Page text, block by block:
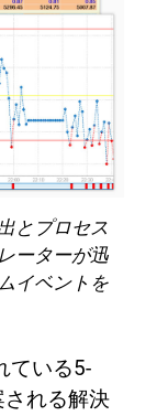
とプロセス
ーターが迅
イベントを
ている5-
れる解決